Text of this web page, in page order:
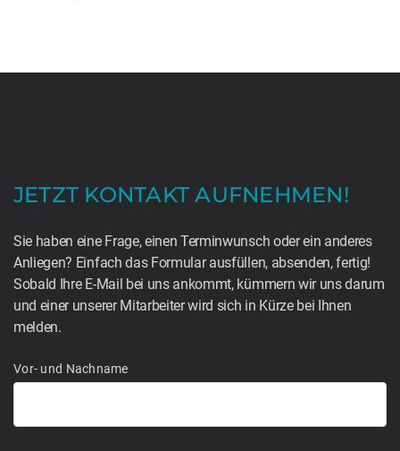
JETZT KONTAKT AUFNEHMEN!
Sie haben eine Frage, einen Terminwunsch oder ein anderes
Anliegen? Einfach das Formular ausfüllen, absenden, fertig!
Sobald Ihre E-Mail bei uns ankommt, kümmern wir uns darum
und einer unserer Mitarbeiter wird sich in Kürze bei Ihnen
melden.
Vor- und Nachname